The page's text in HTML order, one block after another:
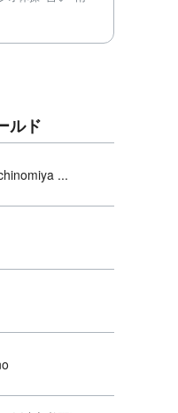
ルド
...